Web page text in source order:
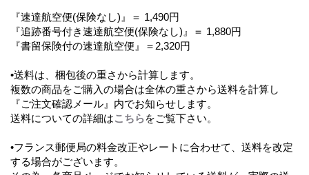
『速達航空便(保険なし)』＝ 1,490円
『追跡番号付き速達航空便(保険なし)』＝ 1,880円
『書留保険付の速達航空便』＝2,320円
•送料は、梱包後の重さから計算します。
複数の商品をご購入の場合は全体の重さから送料を計算し
『ご注文確認メール』内でお知らせします。
送料についての詳細はこちらをご覧下さい。
•フランス郵便局の料金改正やレートに合わせて、送料を改定
する場合がございます。